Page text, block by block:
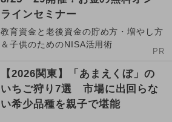
ラインセミナー
教育資金と老後資金の貯め方・増やし方
＆子供のためのNISA活用術
PR
【2026関東】「あまえくぼ」の
いちご狩り7選 市場に出回らな
い希少品種を親子で堪能